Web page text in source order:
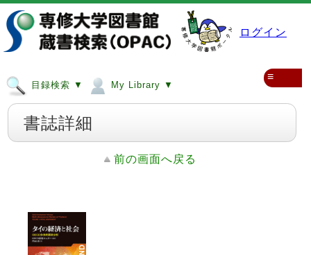
ログイン
目録検索 ▼ My Library ▼
≡
書誌詳細
前の画面へ戻る